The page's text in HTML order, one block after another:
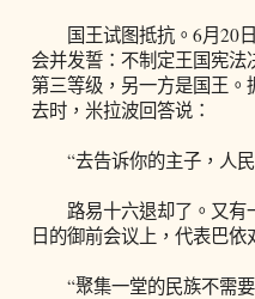
国王试图抵抗。6月20日
会并发誓：不制定王国宪法
第三等级，另一方是国王。
去时，米拉波回答说：
“去告诉你的主子，人民
路易十六退却了。又有
日的御前会议上，代表巴依
“聚集一堂的民族不需要